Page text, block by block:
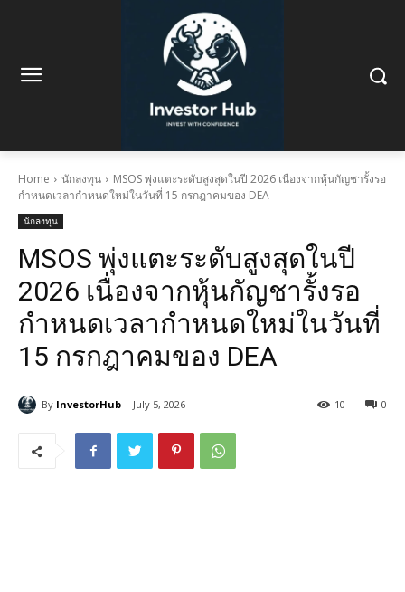
Home นักลงทุน
MSOS พุ่งแตะระดับสูงสุดในปี 2026 เนื่องจากหุ้นกัญชารั้งรอ
กำหนดเวลากำหนดใหม่ในวันที่ 15 กรกฎาคมของ DEA
นักลงทุน
MSOS พุ่งแตะระดับสูงสุดในปี
2026 เนื่องจากหุ้นกัญชารั้งรอ
กำหนดเวลากำหนดใหม่ในวันที่
15 กรกฎาคมของ DEA
By InvestorHub July 5, 2026 0
10